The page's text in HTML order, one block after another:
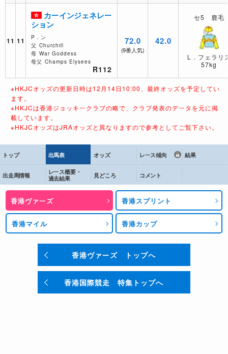
11 11
カーインジェネレー
ション
P．ン
父 Churchill
母 War Goddess
母父 Champs Elysees
R112
72.0
(9番人気)
42.0
セ5 鹿毛
L．フェラリ
57kg
※HKJCオッズの更新日時は12月14日10:00、最終オッズを予定してい
ます。
※HKJCは香港ジョッキークラブの略で、クラブ発表のデータを元に掲
載しています。
※HKJCオッズはJRAオッズと異なりますので参考としてご覧下さい。
トップ 出馬表 オッズ レース傾向 結果
出走馬情報
レース概要・
過去結果
見どころ コメント
香港ヴァーズ 香港スプリント
香港マイル 香港カップ
香港ヴァーズ トップへ
香港国際競走 特集トップへ